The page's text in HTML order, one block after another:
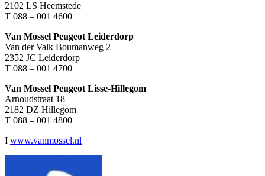
2102 LS Heemstede
T 088 – 001 4600
Van Mossel Peugeot Leiderdorp
Van der Valk Boumanweg 2
2352 JC Leiderdorp
T 088 – 001 4700
Van Mossel Peugeot Lisse-Hillegom
Arnoudstraat 18
2182 DZ Hillegom
T 088 – 001 4800
I www.vanmossel.nl